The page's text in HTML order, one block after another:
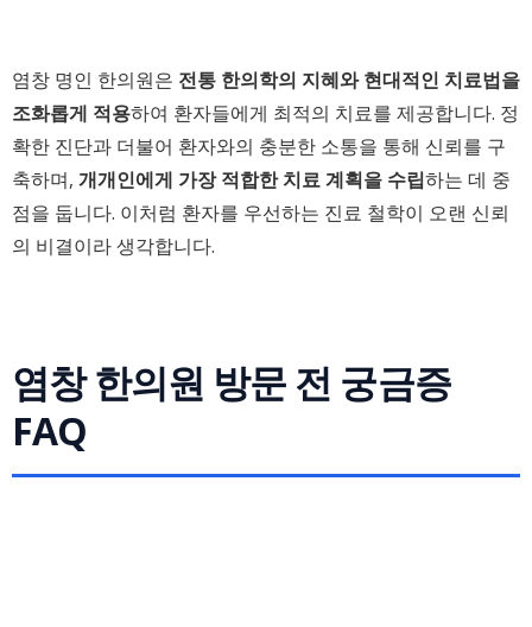
염창 명인 한의원은 전통 한의학의 지혜와 현대적인 치료법을
조화롭게 적용하여 환자들에게 최적의 치료를 제공합니다. 정
확한 진단과 더불어 환자와의 충분한 소통을 통해 신뢰를 구
축하며, 개개인에게 가장 적합한 치료 계획을 수립하는 데 중
점을 둡니다. 이처럼 환자를 우선하는 진료 철학이 오랜 신뢰
의 비결이라 생각합니다.
염창 한의원 방문 전 궁금증
FAQ